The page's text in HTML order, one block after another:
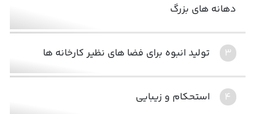
دهانه های بزرگ
تولید انبوه برای فضا های نظیر کارخانه ها
استحکام و زیبایی